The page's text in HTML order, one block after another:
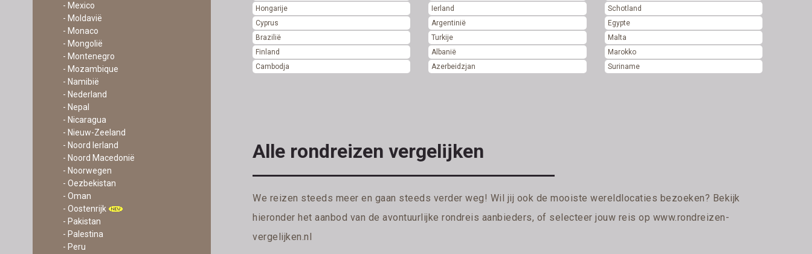
- Mexico
- Moldavië
- Monaco
- Mongolië
- Montenegro
- Mozambique
- Namibië
- Nederland
- Nepal
- Nicaragua
- Nieuw-Zeeland
- Noord Ierland
- Noord Macedonië
- Noorwegen
- Oezbekistan
- Oman
- Oostenrijk
- Pakistan
- Palestina
- Peru
Hongarije
Cyprus
Brazilië
Finland
Cambodja
Ierland
Argentinië
Turkije
Albanië
Azerbeidzjan
Schotland
Egypte
Malta
Marokko
Suriname
Alle rondreizen vergelijken
We reizen steeds meer en gaan steeds verder weg! Wil jij ook de mooiste wereldlocaties bezoeken? Bekijk
hieronder het aanbod van de avontuurlijke rondreis aanbieders, of selecteer jouw reis op www.rondreizen-
vergelijken.nl